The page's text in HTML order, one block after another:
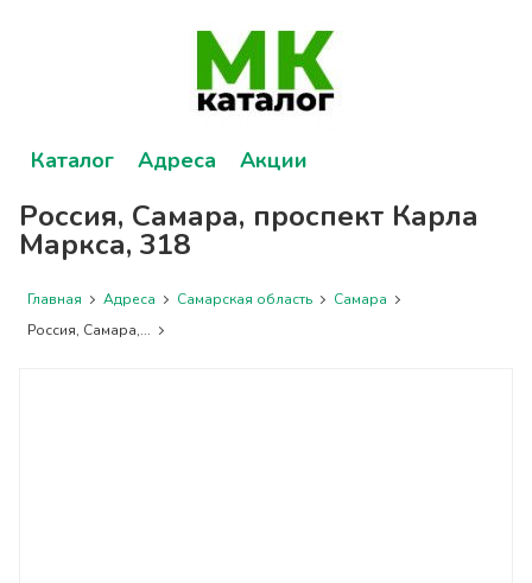
Каталог Адреса Акции
Россия, Самара, проспект Карла
Маркса, 318
Главная Адреса Самарская область
Самара
Россия, Самара,...